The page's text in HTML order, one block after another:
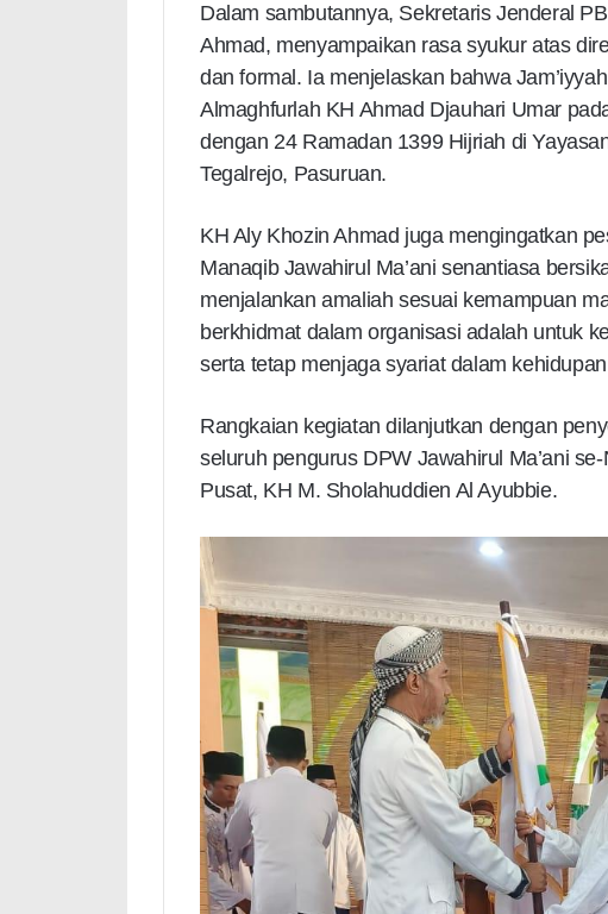
Dalam sambutannya, Sekretaris Jenderal
Ahmad, menyampaikan rasa syukur atas
dan formal. Ia menjelaskan bahwa
Almaghfurlah KH Ahmad Djauhari Umar
dengan 24 Ramadan 1399 Hijriah di
Tegalrejo, Pasuruan.
KH Aly Khozin Ahmad juga mengingatkan
Manaqib Jawahirul Ma’ani senantiasa
menjalankan amaliah sesuai kemampuan
berkhidmat dalam organisasi adalah untuk
serta tetap menjaga syariat dalam
Rangkaian kegiatan dilanjutkan dengan
seluruh pengurus DPW Jawahirul Ma’ani
Pusat, KH M. Sholahuddien Al Ayubbie.